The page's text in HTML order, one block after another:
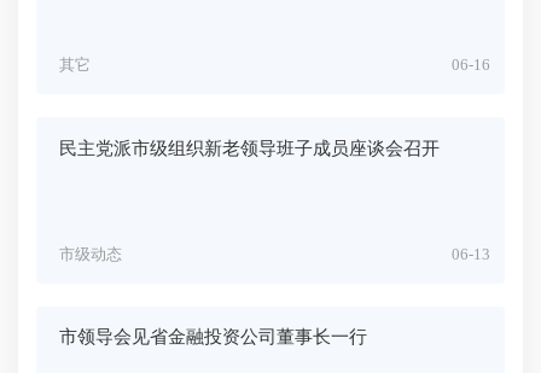
06-16
其它
民主党派市级组织新老领导班子成员座谈会召开
06-13
市级动态
市领导会见省金融投资公司董事长一行